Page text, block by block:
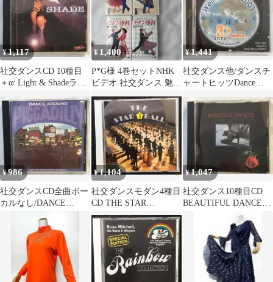
¥1,117
社交ダンスCD 10種目
＋α/ Light & Shadeライ
ト＆シェイド
¥ 1,400
P*G様 4巻セットNHK
ビデオ 社交ダンス 魅惑
のステップ ラテン専科
モダン専
¥1,441
社交ダンス他/ダンスチ
ャートヒッツDance
¥986
社交ダンスCD全曲ボー
カルなし/DANCE
¥1,104
社交ダンスモダン4種目
CD THE STAR
BALL3 ザ・スターボ
ール３
¥1,047
社交ダンス10種目CD
BEAUTIFUL DANCER
ビューティフルダンサ